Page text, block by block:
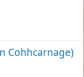
Cohhcarnage)